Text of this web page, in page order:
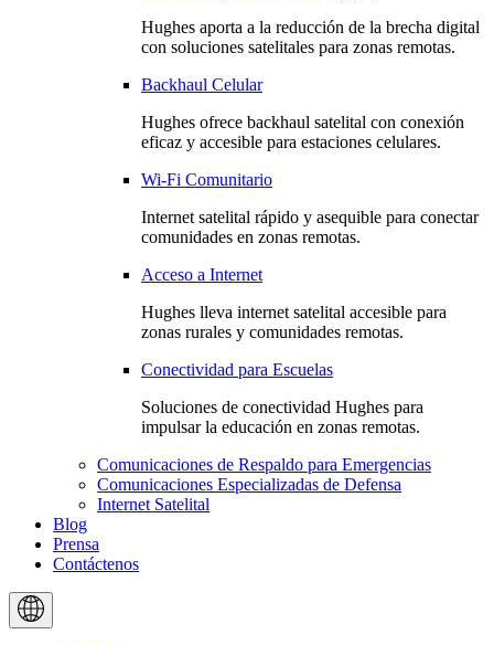
Hughes aporta a la reducción de la brecha digital
con soluciones satelitales para zonas remotas.
Backhaul Celular
Hughes ofrece backhaul satelital con conexión
eficaz y accesible para estaciones celulares.
Wi-Fi Comunitario
Internet satelital rápido y asequible para conectar
comunidades en zonas remotas.
Acceso a Internet
Hughes lleva internet satelital accesible para
zonas rurales y comunidades remotas.
Conectividad para Escuelas
Soluciones de conectividad Hughes para
impulsar la educación en zonas remotas.
Comunicaciones de Respaldo para Emergencias
Comunicaciones Especializadas de Defensa
Internet Satelital
Blog
Prensa
Contáctenos